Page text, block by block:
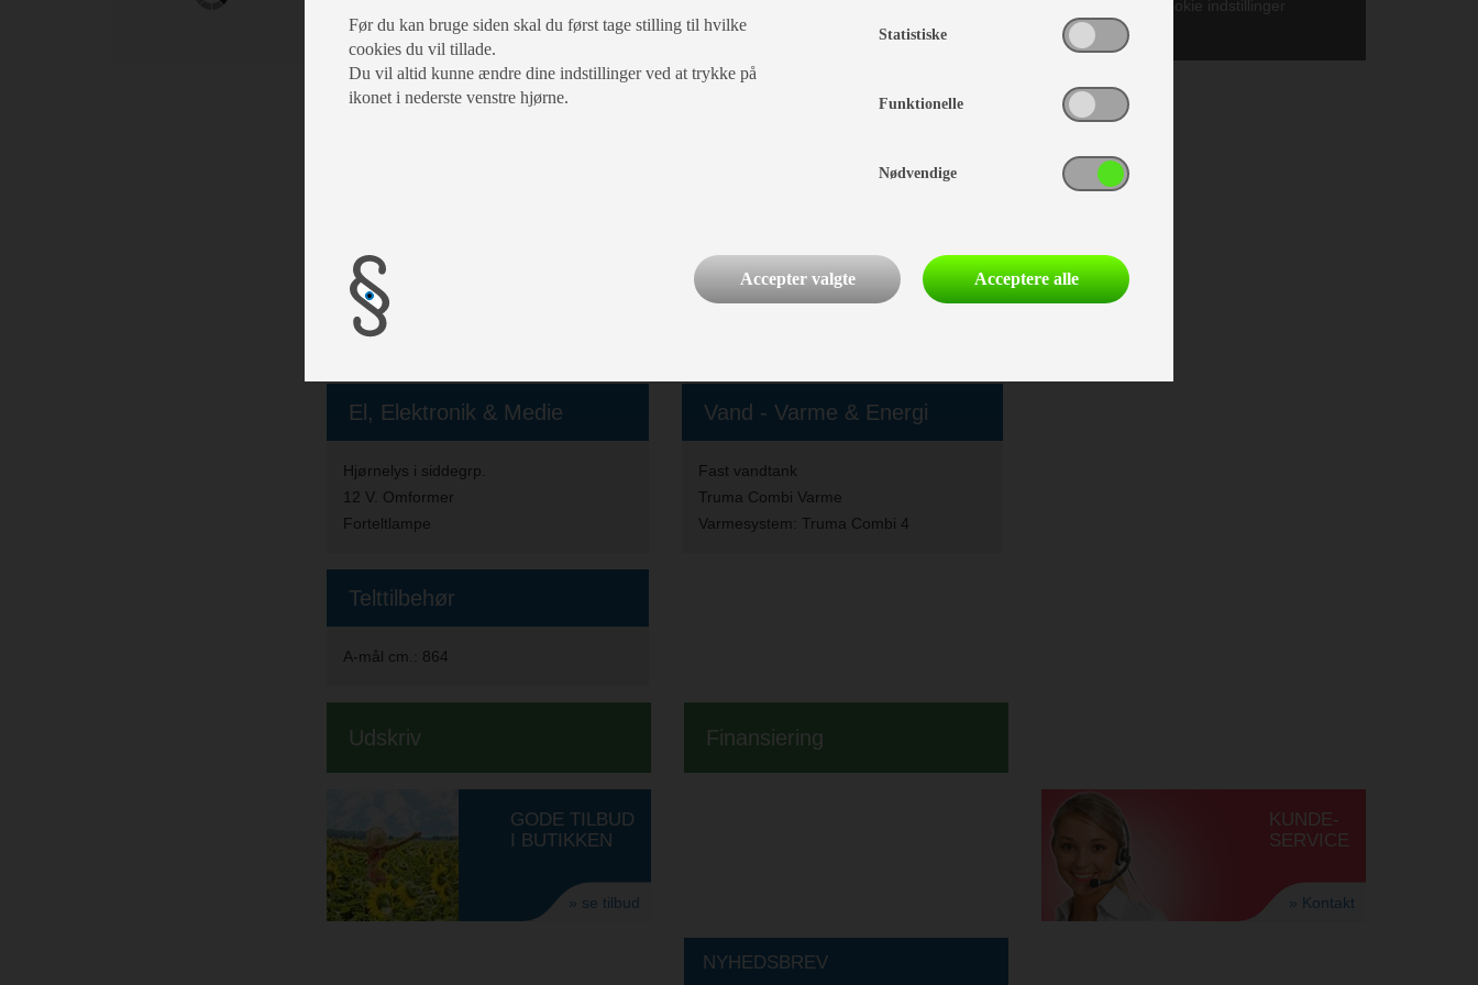
Gå til cookie indstillinger
Sovepladser: 4
Karrosseri, Chassis &
Magasiner
Køkken - Bad & Toilet
3 gasblus
Endekøkken
El, Elektronik & Medie
Hjørnelys i siddegrp.
12 V. Omformer
Forteltlampe
Vand - Varme & Energi
Fast vandtank
Truma Combi Varme
Varmesystem: Truma Combi 4
Telttilbehør
A-mål cm.: 864
Udskriv Finansiering
GODE TILBUD
I BUTIKKEN
» se tilbud
KUNDE-
SERVICE
» Kontakt
NYHEDSBREV
Før du kan bruge siden skal du først tage stilling til hvilke
cookies du vil tillade.
Du vil altid kunne ændre dine indstillinger ved at trykke på
ikonet i nederste venstre hjørne.
Statistiske
Funktionelle
Nødvendige
Accepter valgte Acceptere alle